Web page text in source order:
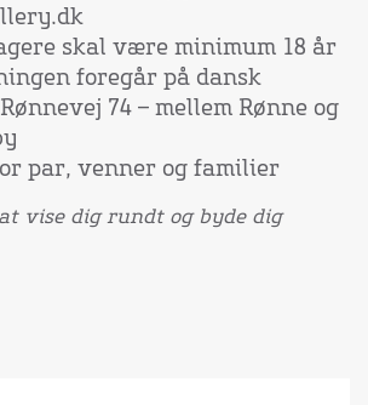
skal være minimum 18 år
foregår på dansk
74 – mellem Rønne og
par, venner og familier
vise dig rundt og byde dig